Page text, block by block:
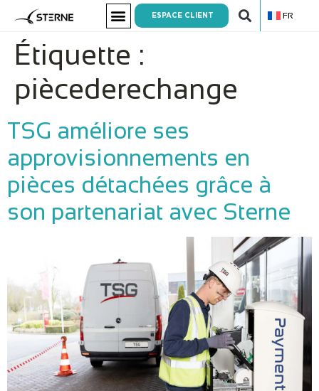
ESPACE CLIENT FR
Étiquette :
piècederechange
TSG améliore ses
approvisionnements en
pièces détachées grâce à
son partenariat avec Sterne